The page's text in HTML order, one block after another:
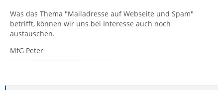
Was das Thema "Mailadresse auf Webseite und Spam"
betrifft, können wir uns bei Interesse auch noch
austauschen.
MfG Peter